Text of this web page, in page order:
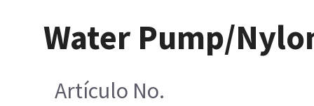
Water Pump/
Artículo No.